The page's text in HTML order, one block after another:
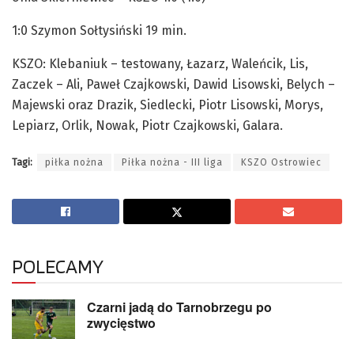
1:0 Szymon Sołtysiński 19 min.
KSZO: Klebaniuk – testowany, Łazarz, Waleńcik, Lis,
Zaczek – Ali, Paweł Czajkowski, Dawid Lisowski, Belych –
Majewski oraz Drazik, Siedlecki, Piotr Lisowski, Morys,
Lepiarz, Orlik, Nowak, Piotr Czajkowski, Galara.
Tagi: piłka nożna Piłka nożna - III liga KSZO Ostrowiec
POLECAMY
Czarni jadą do Tarnobrzegu po
zwycięstwo